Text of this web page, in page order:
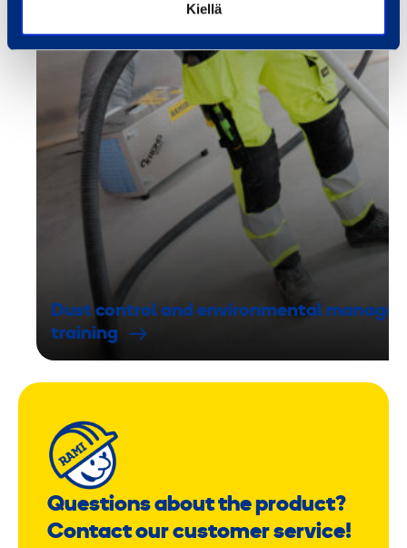
Kiellä
Dust control and environmental
training
Questions about the product?
Contact our customer service!